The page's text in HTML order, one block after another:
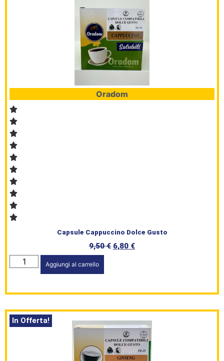
Oradom
Capsule Cappuccino Dolce Gusto
9,50€ 6,80 €
Aggiungi al carrello
In Offerta!